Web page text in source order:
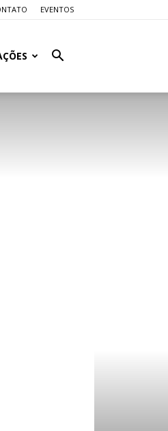
EVENTOS